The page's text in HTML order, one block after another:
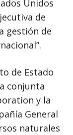
Unidos
de
gestión de
de Estado
conjunta
y la
General
naturales